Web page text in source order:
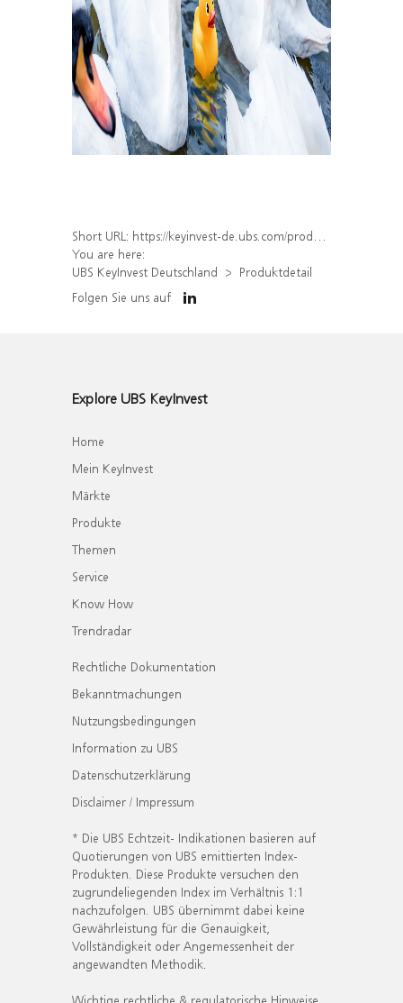
Short URL: https://keyinvest-de.ubs.com/produkt/detail/index/isin/DE000WA6WUW4
You are here:
UBS KeyInvest Deutschland
Produktdetail
Folgen Sie uns auf
Explore UBS KeyInvest
Home
Mein KeyInvest
Märkte
Produkte
Themen
Service
Know How
Trendradar
Rechtliche Dokumentation
Bekanntmachungen
Nutzungsbedingungen
Information zu UBS
Datenschutzerklärung
Disclaimer / Impressum
* Die UBS Echtzeit- Indikationen basieren auf
Quotierungen von UBS emittierten Index-
Produkten. Diese Produkte versuchen den
zugrundeliegenden Index im Verhältnis 1:1
nachzufolgen. UBS übernimmt dabei keine
Gewährleistung für die Genauigkeit,
Vollständigkeit oder Angemessenheit der
angewandten Methodik.